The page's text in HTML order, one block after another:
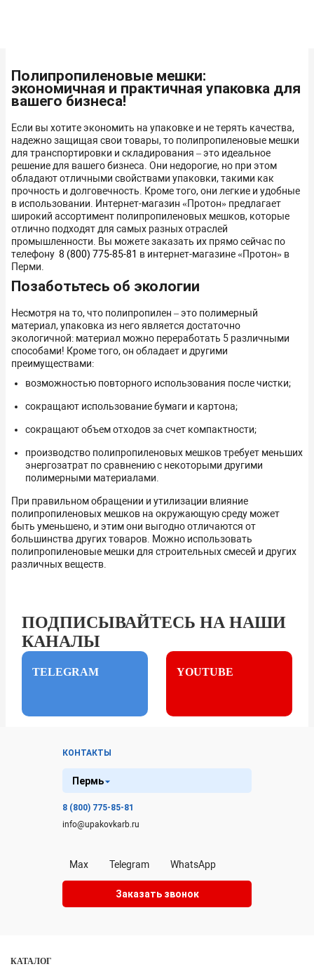
Полипропиленовые мешки:
экономичная и практичная упаковка для
вашего бизнеса!
Если вы хотите экономить на упаковке и не терять качества,
надежно защищая свои товары, то полипропиленовые мешки
для транспортировки и складирования – это идеальное
решение для вашего бизнеса. Они недорогие, но при этом
обладают отличными свойствами упаковки, такими как
прочность и долговечность. Кроме того, они легкие и удобные
в использовании. Интернет-магазин «Протон» предлагает
широкий ассортимент полипропиленовых мешков, которые
отлично подходят для самых разных отраслей
промышленности. Вы можете заказать их прямо сейчас по
телефону 8 (800) 775-85-81 в интернет-магазине «Протон» в
Перми.
Позаботьтесь об экологии
Несмотря на то, что полипропилен – это полимерный
материал, упаковка из него является достаточно
экологичной: материал можно переработать 5 различными
способами! Кроме того, он обладает и другими
преимуществами:
возможностью повторного использования после чистки;
сокращают использование бумаги и картона;
сокращают объем отходов за счет компактности;
производство полипропиленовых мешков требует меньших
энергозатрат по сравнению с некоторыми другими
полимерными материалами.
При правильном обращении и утилизации влияние
полипропиленовых мешков на окружающую среду может
быть уменьшено, и этим они выгодно отличаются от
большинства других товаров. Можно использовать
полипропиленовые мешки для строительных смесей и других
различных веществ.
ПОДПИСЫВАЙТЕСЬ НА НАШИ
КАНАЛЫ
TELEGRAM YOUTUBE
КОНТАКТЫ
Пермь
8 (800) 775-85-81
info@upakovkarb.ru
Max Telegram WhatsApp
Заказать звонок
КАТАЛОГ